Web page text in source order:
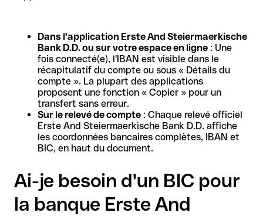
Dans l'application Erste And Steiermaerkische
Bank D.D. ou sur votre espace en ligne : Une
fois connecté(e), l'IBAN est visible dans le
récapitulatif du compte ou sous « Détails du
compte ». La plupart des applications
proposent une fonction « Copier » pour un
transfert sans erreur.
Sur le relevé de compte : Chaque relevé officiel
Erste And Steiermaerkische Bank D.D. affiche
les coordonnées bancaires complètes, IBAN et
BIC, en haut du document.
Ai-je besoin d'un BIC pour
la banque Erste And